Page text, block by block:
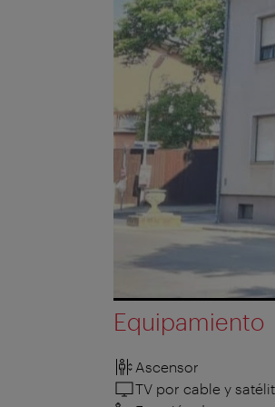
Equipamiento
Ascensor
TV por cable y